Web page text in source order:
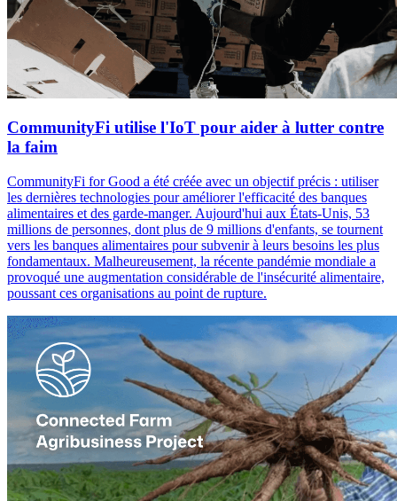
CommunityFi utilise l'IoT pour aider à lutter contre
la faim
CommunityFi for Good a été créée avec un objectif précis : utiliser
les dernières technologies pour améliorer l'efficacité des banques
alimentaires et des garde-manger. Aujourd'hui aux États-Unis, 53
millions de personnes, dont plus de 9 millions d'enfants, se tournent
vers les banques alimentaires pour subvenir à leurs besoins les plus
fondamentaux. Malheureusement, la récente pandémie mondiale a
provoqué une augmentation considérable de l'insécurité alimentaire,
poussant ces organisations au point de rupture.